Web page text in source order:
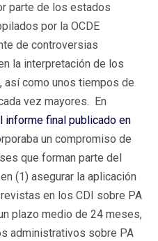
parte de los estados
por la OCDE
de controversias
la interpretación de los
como unos tiempos de
vez mayores. En
informe final publicado en
un compromiso de
que forman parte del
(1) asegurar la aplicación
en los CDI sobre PA
plazo medio de 24 meses,
administrativos sobre PA